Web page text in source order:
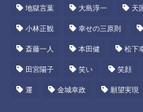
地獄言葉 大島淳一 天
小林正観 幸せの三原則
斎藤一人 本田健 松下
田宮陽子 笑い 笑顔
運 金城幸政 願望実現